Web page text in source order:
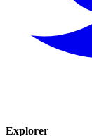
Explorer